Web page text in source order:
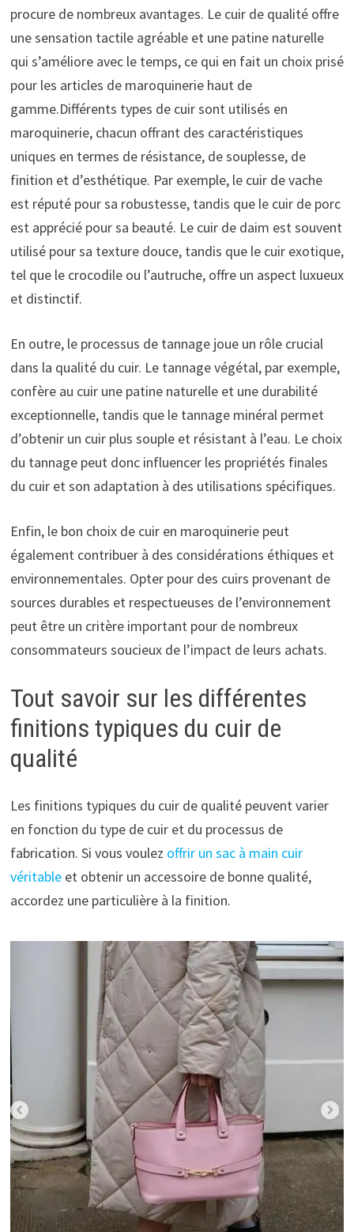
procure de nombreux avantages. Le cuir de qualité offre
une sensation tactile agréable et une patine naturelle
qui s’améliore avec le temps, ce qui en fait un choix prisé
pour les articles de maroquinerie haut de
gamme.Différents types de cuir sont utilisés en
maroquinerie, chacun offrant des caractéristiques
uniques en termes de résistance, de souplesse, de
finition et d’esthétique. Par exemple, le cuir de vache
est réputé pour sa robustesse, tandis que le cuir de porc
est apprécié pour sa beauté. Le cuir de daim est souvent
utilisé pour sa texture douce, tandis que le cuir exotique,
tel que le crocodile ou l’autruche, offre un aspect luxueux
et distinctif.
En outre, le processus de tannage joue un rôle crucial
dans la qualité du cuir. Le tannage végétal, par exemple,
confère au cuir une patine naturelle et une durabilité
exceptionnelle, tandis que le tannage minéral permet
d’obtenir un cuir plus souple et résistant à l’eau. Le choix
du tannage peut donc influencer les propriétés finales
du cuir et son adaptation à des utilisations spécifiques.
Enfin, le bon choix de cuir en maroquinerie peut
également contribuer à des considérations éthiques et
environnementales. Opter pour des cuirs provenant de
sources durables et respectueuses de l’environnement
peut être un critère important pour de nombreux
consommateurs soucieux de l’impact de leurs achats.
Tout savoir sur les différentes
finitions typiques du cuir de
qualité
Les finitions typiques du cuir de qualité peuvent varier
en fonction du type de cuir et du processus de
fabrication. Si vous voulez offrir un sac à main cuir
véritableet obtenir un accessoire de bonne qualité,
accordez une particulière à la finition.